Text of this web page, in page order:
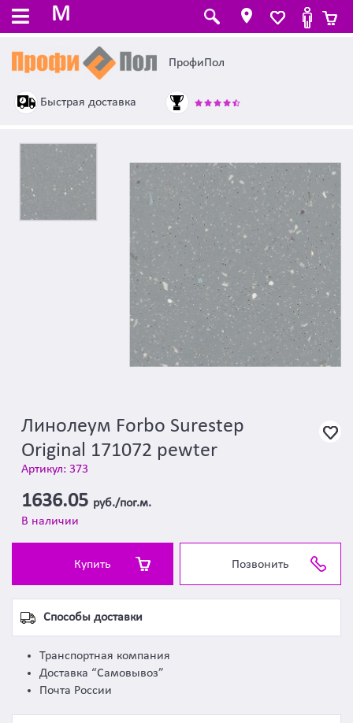
M
ПрофиПол
Быстрая доставка
Линолеум Forbo Surestep
Original 171072 pewter
Артикул: 373
1636.05 руб./пог.м.
В наличии
Купить Позвонить
Способы доставки
Транспортная компания
Доставка “Самовывоз”
Почта России